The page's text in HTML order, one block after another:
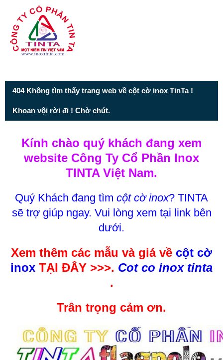
Từ mục này trở xuống là mã nguồn Zalo
404 Không tìm thấy trang web về cột cờ inox TinTa !
Khoan vội rời đi ! Chờ chút.
Kính chào quý khách đang xem
website Công Ty Cổ Phần Inox
TINTA Việt Nam.
Quý Khách đang tìm cột cờ inox? TINTA
sẽ trợ giúp ngay. Vui lòng xem tại link bên
dưới.
Xem thêm các mẫu và giá về cột cờ
inox TẠI ĐÂY >>>. Cot co inox tinta
.
Trân trọng cảm ơn.